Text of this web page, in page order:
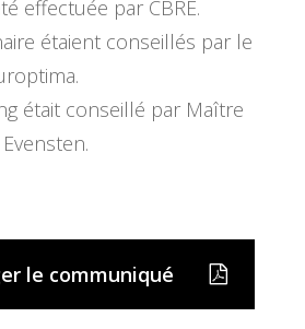
effectuée par CBRE.
étaient conseillés par le
était conseillé par Maître
le communiqué